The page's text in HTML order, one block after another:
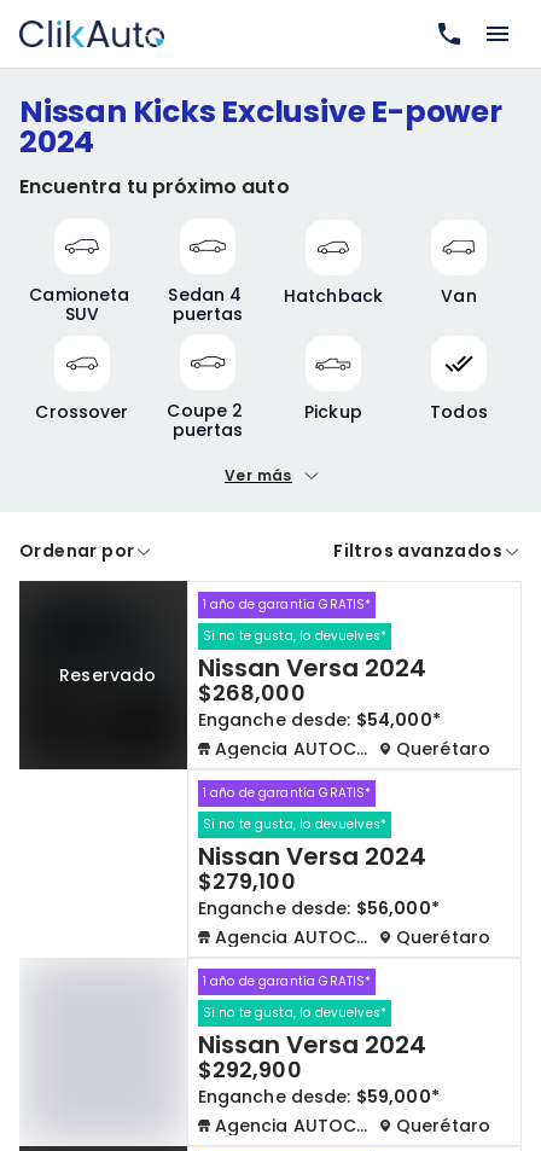
Nissan Kicks Exclusive E-power
2024
Encuentra tu próximo auto
Camioneta
SUV
Sedan 4
puertas
Hatchback Van
Crossover
Coupe 2
puertas
Pickup Todos
Precio máximo
A crédito De contado
Cdmx y Edo Mex Querétaro
Con garantía
Borrar todo Ver autos
Ver más
Ordenar por Filtros avanzados
Reservado
1 año de garantía GRATIS*
Si no te gusta, lo devuelves*
Nissan Versa 2024
$268,000
Enganche desde: $54,000*
Agencia AUTOCOM
Querétaro
1 año de garantía GRATIS*
Si no te gusta, lo devuelves*
Nissan Versa 2024
$279,100
Enganche desde: $56,000*
Agencia AUTOCOM
Querétaro
1 año de garantía GRATIS*
Si no te gusta, lo devuelves*
Nissan Versa 2024
$292,900
Enganche desde: $59,000*
Agencia AUTOCOM
Querétaro